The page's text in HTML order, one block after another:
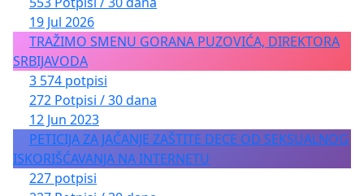
19 Jul 2026
TRAŽIMO SMENU GORANA PUZOVIĆA, DIREKTORA
SRBIJAVODA
3 574 potpisi
272 Potpisi / 30 dana
12 Jun 2023
PETICIJA ZA JAČANJE ZAŠTITE DECE OD SEKSUALNOG
ISKORIŠĆAVANJA NA INTERNETU
227 potpisi